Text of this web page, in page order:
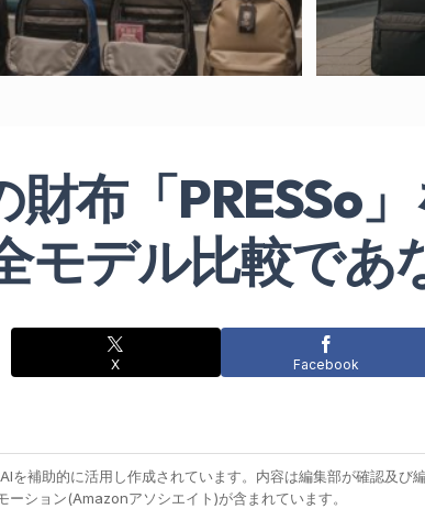
財布「PRESSo
モデル比較であ
X Facebook
を補助的に活用し作成されています。内容は編集部が確認及び
ーション(Amazonアソシエイト)が含まれています。